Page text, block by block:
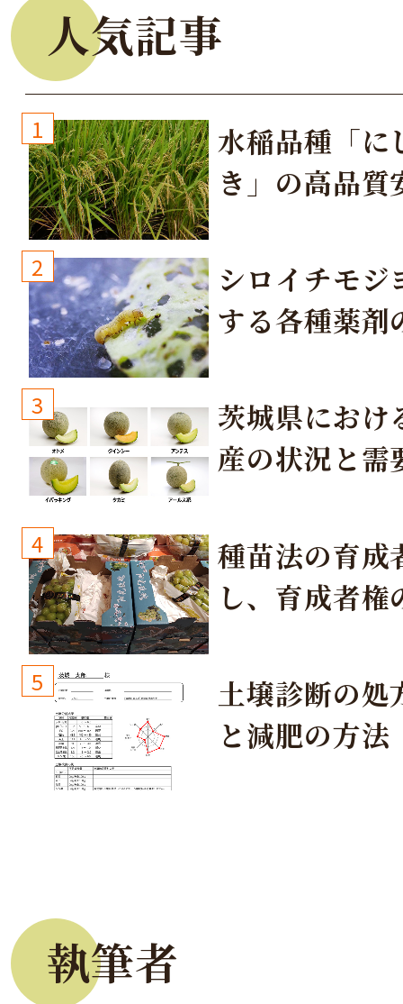
人気記事
1
水稲品種「に
き」の高品質
2
シロイチモジ
する各種薬剤
3
茨城県におけ
産の状況と需
4
種苗法の育成
し、育成者権
しょう！
5
土壌診断の処
と減肥の方法
執筆者